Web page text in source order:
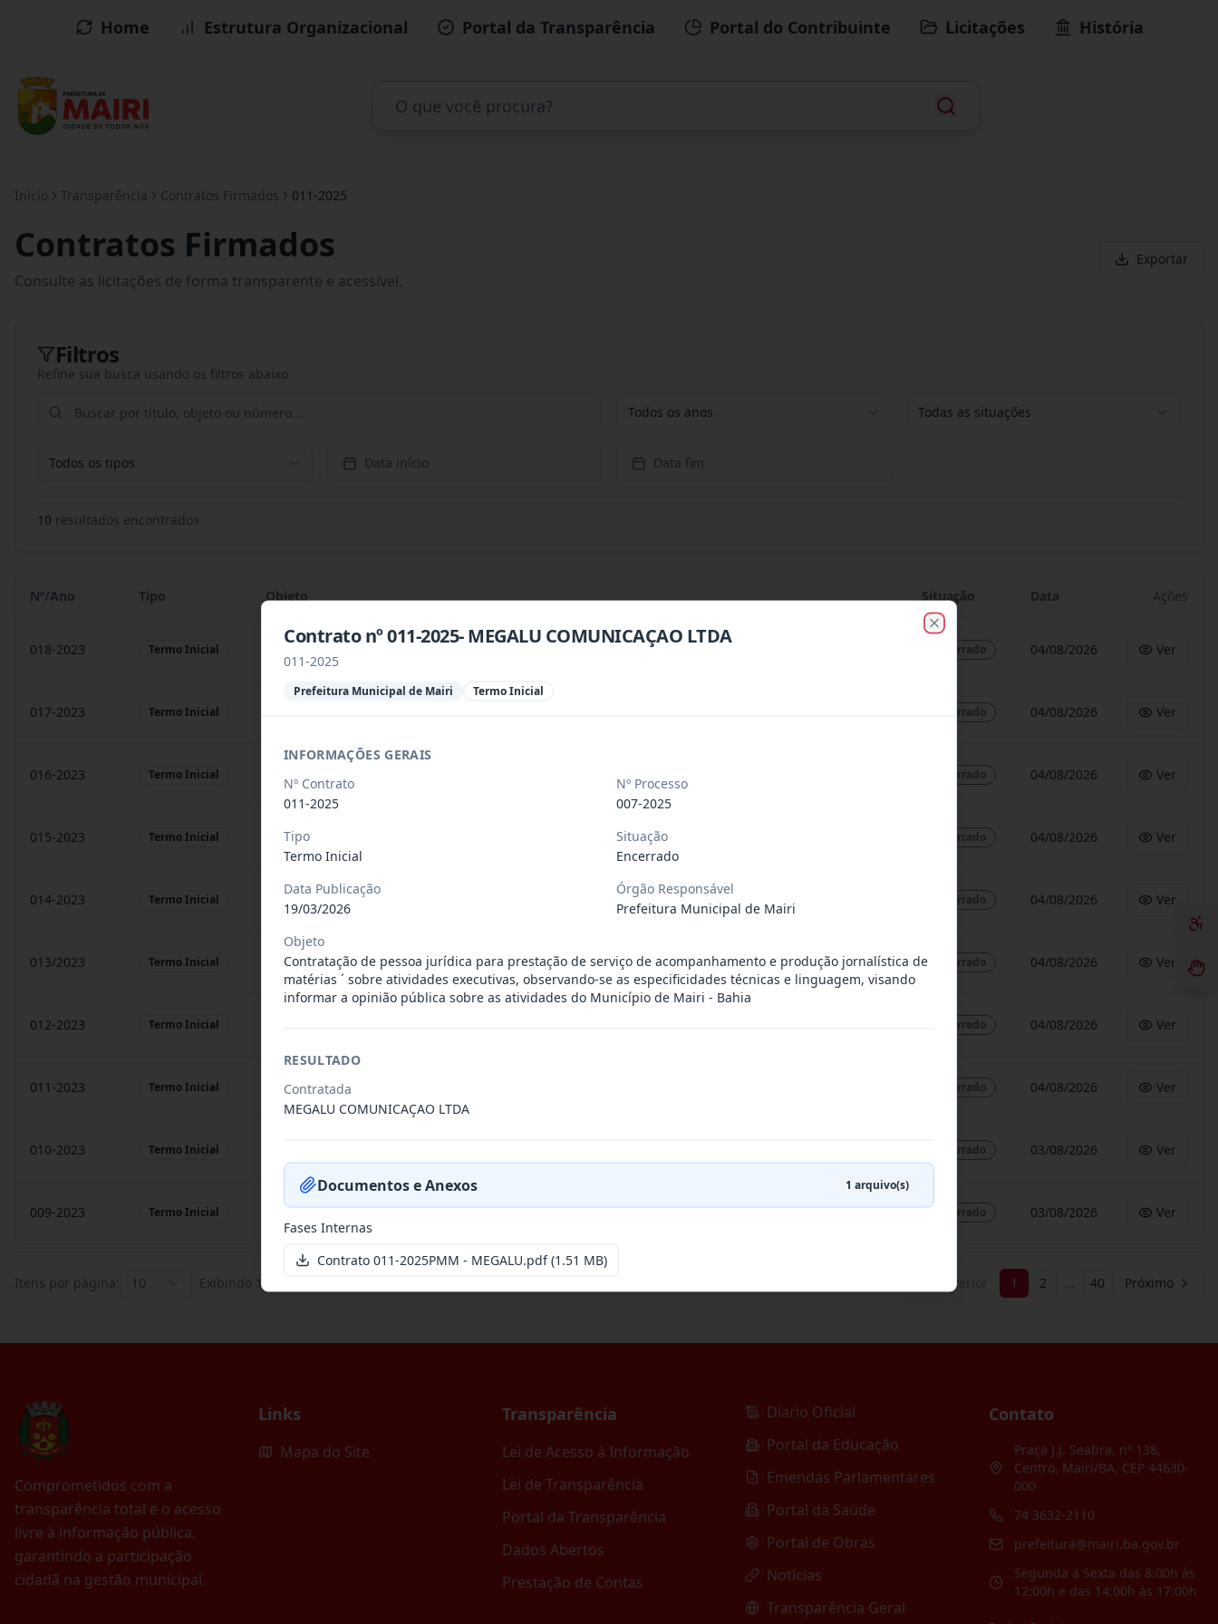
Home Estrutura Organizacional Portal da Transparência Portal do Contribuinte Licitações História
Início Transparência Contratos Firmados 011-2025
Contratos Firmados
Consulte as licitações de forma transparente e acessível.
Exportar
Filtros
Refine sua busca usando os filtros abaixo
Todos os anos Todas as situações
Todos os tipos Data início Data fim
10 resultados encontrados
Nº/Ano Tipo Objeto Situação Data Ações
018-2023 Termo Inicial ... Encerrado 04/08/2026 Ver
017-2023 Termo Inicial Encerrado 04/08/2026 Ver
016-2023 Termo Inicial Encerrado 04/08/2026 Ver
015-2023 Termo Inicial prestação de sarvigos de saúde, de forma complementar junto... Encerrado 04/08/2026 Ver
014-2023 Termo Inicial Locação de sonorização de pequeno porte e artista musical de... Encerrado 04/08/2026 Ver
013/2023 Termo Inicial Constitui o objeto do presente contrato a contratação de emp... Encerrado 04/08/2026 Ver
012-2023 Termo Inicial Encerrado 04/08/2026 Ver
011-2023 Termo Inicial Contratação de empresa especializada na realização de evento Encerrado 04/08/2026 Ver
010-2023 Termo Inicial Encerrado 03/08/2026 Ver
009-2023 Termo Inicial Contratação de pessoa jurídica para prestação de serviços de... Encerrado 03/08/2026 Ver
Itens por página: 10 Exibindo 1 Anterior 1 2 … 40 Próximo
Comprometidos com a
transparência total e o acesso
livre à informação pública,
garantindo a participação
cidadã na gestão municipal.
Links
Mapa do Site
Transparência
Lei de Acesso à Informação
Lei de Transparência
Portal da Transparência
Dados Abertos
Prestação de Contas
Diario Oficial
Portal da Educação
Emendas Parlamentares
Portal da Saúde
Portal de Obras
Notícias
Transparência Geral
Contato
Praça J.J. Seabra, nº 138,
Centro, Mairi/BA, CEP 44630-
000
74 3632-2110
prefeitura@mairi.ba.gov.br
Segunda a Sexta das 8:00h às
12:00h e das 14:00h às 17:00h
Contrato nº 011-2025- MEGALU COMUNICAÇAO LTDA
011-2025
Prefeitura Municipal de Mairi Termo Inicial
INFORMAÇÕES GERAIS
Nº Contrato
011-2025
Nº Processo
007-2025
Tipo
Termo Inicial
Situação
Encerrado
Data Publicação
19/03/2026
Órgão Responsável
Prefeitura Municipal de Mairi
Objeto
Contratação de pessoa jurídica para prestação de serviço de acompanhamento e produção jornalística de
matérias ´ sobre atividades executivas, observando-se as especificidades técnicas e linguagem, visando
informar a opinião pública sobre as atividades do Município de Mairi - Bahia
RESULTADO
Contratada
MEGALU COMUNICAÇAO LTDA
Documentos e Anexos 1 arquivo(s)
Fases Internas
Contrato 011-2025PMM - MEGALU.pdf(1.51 MB)
Close